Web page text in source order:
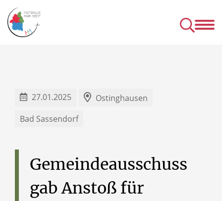
27.01.2025
Ostinghausen
Bad Sassendorf
Gemeindeausschuss
gab Anstoß für